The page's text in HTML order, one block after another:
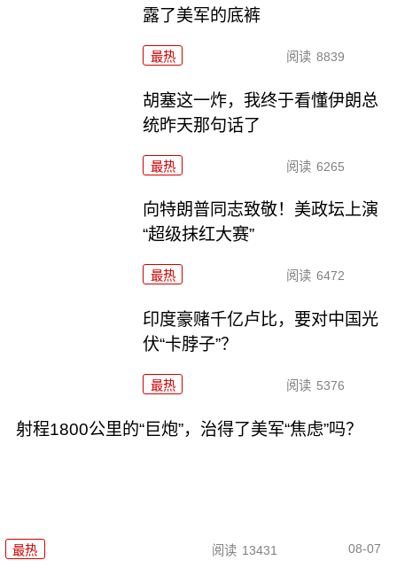
露了美军的底裤
最热 阅读 8839
胡塞这一炸，我终于看懂伊朗总
统昨天那句话了
最热 阅读 6265
向特朗普同志致敬！美政坛上演
“超级抹红大赛”
最热 阅读 6472
印度豪赌千亿卢比，要对中国光
伏“卡脖子”？
最热 阅读 5376
射程1800公里的“巨炮”，治得了美军“焦虑”吗？
最热 阅读 13431 08-07